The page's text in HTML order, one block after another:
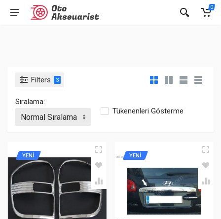
0
Filters 3
Sıralama:
Tükenenleri Gösterme
YENİ YENİ